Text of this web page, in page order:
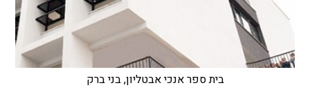
בית ספר אנכי אבטליון, בני ברק